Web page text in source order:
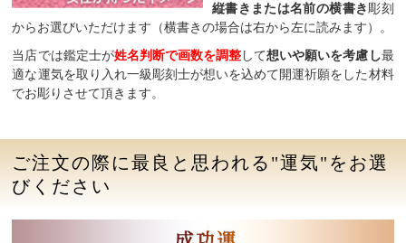
縦書きまたは名前の横書き 彫刻
からお選びいただけます（横書きの場合は右から左に読みます）。
当店では鑑定士が姓名判断で画数を調整して想いや願いを考慮し最
適な運気を取り入れ一級彫刻士が想いを込めて開運祈願をした材料
でお彫りさせて頂きます。
ご注文の際に最良と思われる"運気"をお選
びください